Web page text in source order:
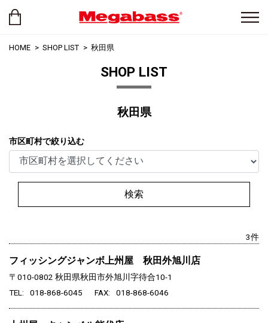
HOME SHOP LIST 秋田県
SHOP LIST
秋田県
市区町村で絞り込む
検索
3件
フィッシングジャンボ上州屋 秋田外旭川店
〒010-0802 秋田県秋田市外旭川字待合10-1
TEL
018-868-6045 FAX 018-868-6046